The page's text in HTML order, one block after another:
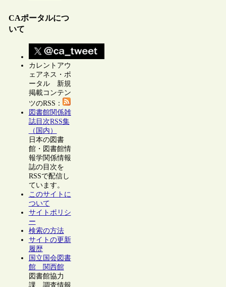
CAポータルにつ
いて
カレントアウ
ェアネス・ポ
ータル 新規
掲載コンテン
ツのRSS：
図書館関係雑
誌目次RSS集
（国内）
日本の図書
館・図書館情
報学関係情報
誌の目次を
RSSで配信し
ています。
このサイトに
ついて
サイトポリシ
ー
検索の方法
サイトの更新
履歴
国立国会図書
館 関西館
図書館協力
課 調査情報